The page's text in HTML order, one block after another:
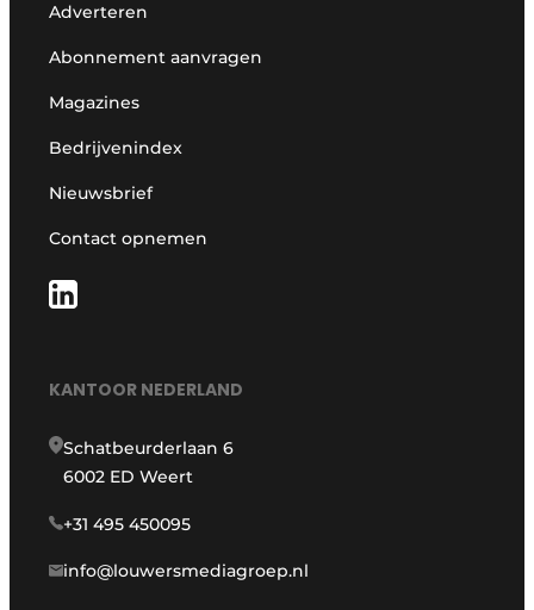
Adverteren
Abonnement aanvragen
Magazines
Bedrijvenindex
Nieuwsbrief
Contact opnemen
KANTOOR NEDERLAND
Schatbeurderlaan 6
6002 ED Weert
+31 495 450095
info@louwersmediagroep.nl